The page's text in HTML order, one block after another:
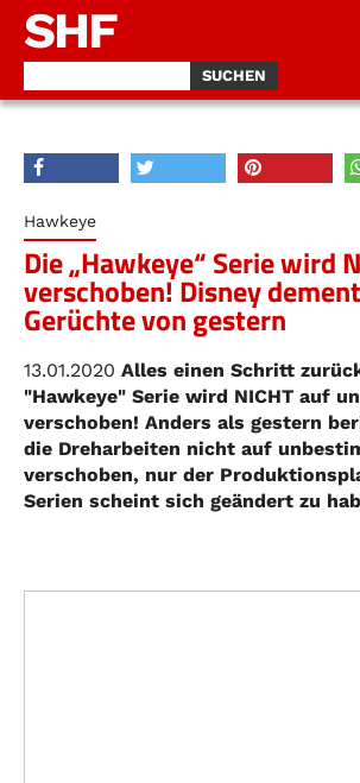
SHF
Hawkeye
Die „Hawkeye“ Serie wird
verschoben! Disney
Gerüchte von gestern
13.01.2020 Alles einen Schritt
"Hawkeye" Serie wird NICHT auf
verschoben! Anders als gestern
die Dreharbeiten nicht auf
verschoben, nur der
Serien scheint sich geändert zu